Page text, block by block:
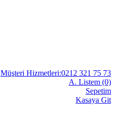
Müşteri Hizmetleri:0212 321 75 73
A. Listem (0)
Sepetim
Kasaya Git